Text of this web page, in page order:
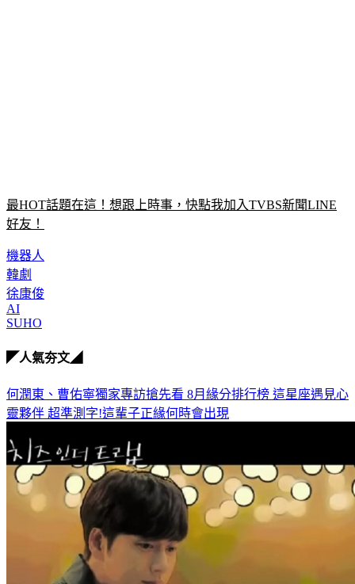
最HOT話題在這！想跟上時事，快點我加入TVBS新聞LINE
好友！
機器人
韓劇
徐康俊
AI
SUHO
◤人氣夯文◢
何潤東、曹佑寧獨家專訪搶先看 8月緣分排行榜 這星座遇見心
靈夥伴 超準測字!這輩子正緣何時會出現